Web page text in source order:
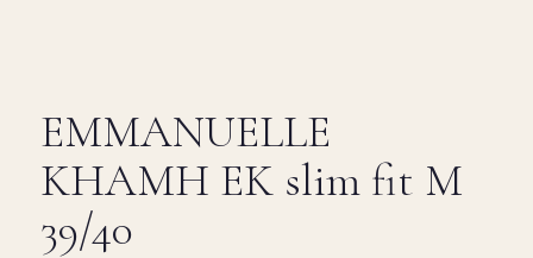
EMMANUELLE
KHAMH EK slim fit M
39/40